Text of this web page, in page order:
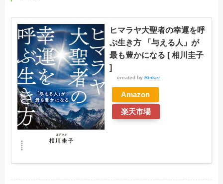
ヒマラヤ大聖者の幸運を呼
ぶ生き方 「与える人」が
最も豊かになる [ 相川圭子
]
created byRinker
Amazon
楽天市場